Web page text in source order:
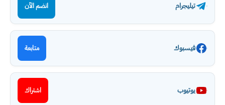
تيليجرام انضم الآن
فيسبوك متابعة
يوتيوب اشتراك